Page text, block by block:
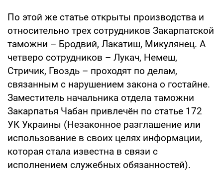
По этой же статье открыты производства и
относительно трех сотрудников Закарпатской
таможни – Бродвий, Лакатиш, Микулянец. А
четверо сотрудников – Лукач, Немеш,
Стричик, Гвоздь – проходят по делам,
связанным с нарушением закона о гостайне.
Заместитель начальника отдела таможни
Закарпатья Чабан привлечён по статье 172
УК Украины (Незаконное разглашение или
использование в своих целях информации,
которая стала известна в связи с
исполнением служебных обязанностей).